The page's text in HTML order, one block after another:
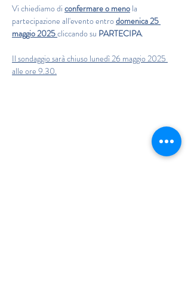
Vi chiediamo di confermare o meno la
partecipazione all'evento entro domenica 25
maggio 2025 cliccando su PARTECIPA.
Il sondaggio sarà chiuso lunedì 26 maggio 2025
alle ore 9.30.
CONTATTACI